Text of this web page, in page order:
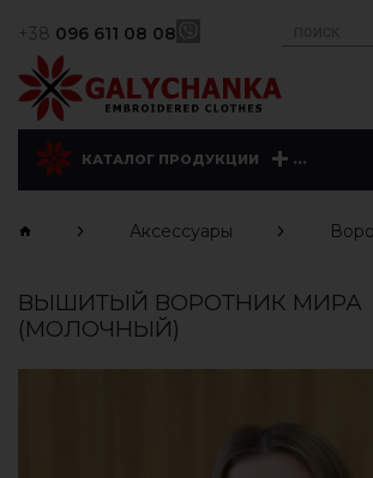
+38 096 611 08 08
КАТАЛОГ ПРОДУКЦИИ ...
Аксессуары
ВЫШИТЫЙ ВОРОТНИК МИРА
(МОЛОЧНЫЙ)